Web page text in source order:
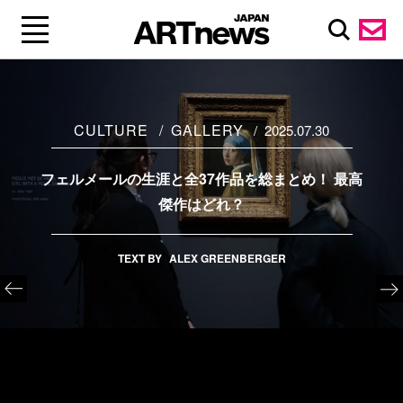
CULTURE GALLERY 2025.07.30
フェルメールの生涯と全37作品を総まとめ！ 最高
傑作はどれ？
TEXT BY ALEX GREENBERGER